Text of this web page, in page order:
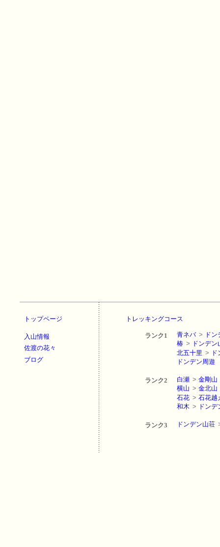
トップページ
入山情報
佐渡の花々
ブログ
トレッキングコース
ランク1 青ネバ > ド
椿 > ドンデン
北五十里 >
ドンデン周遊
ランク2 白瀬 > 金剛山
横山 > 金北山
石花 > 石花越
和木 > ドンデ
ランク3 ドンデン山荘